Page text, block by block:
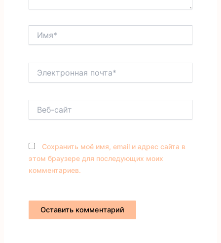
почта*
сайт
Сохранить моё имя, email и адрес сайта в
этом браузере для последующих моих
комментариев.